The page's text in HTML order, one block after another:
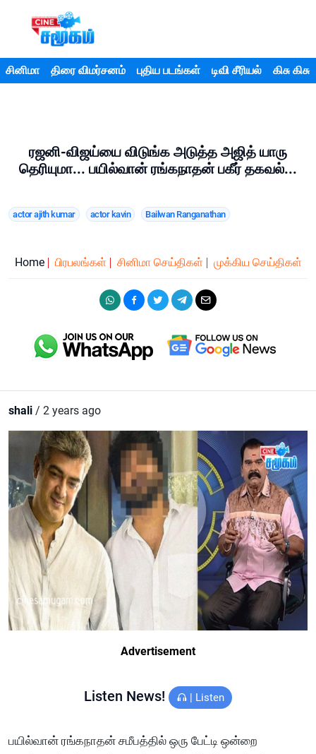
சினிமா திரை விமர்சனம் புதிய படங்கள் டிவி சீரியல் கிசு கிசு
ரஜனி-விஜய்யை விடுங்க அடுத்த அஜித் யாரு
தெரியுமா... பயில்வான் ரங்கநாதன் பகீர் தகவல்...
actor ajith kumar actor kavin Bailwan Ranganathan
Home பிரபலங்கள் சினிமா செய்திகள் முக்கிய செய்திகள்
shali / 2 years ago
Advertisement
Listen News! | Listen
பயில்வான் ரங்கநாதன் சமீபத்தில் ஒரு பேட்டி ஒன்றை